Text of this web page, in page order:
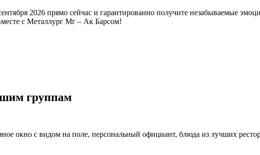
2026 прямо сейчас и гарантированно получите незабываемые
с Металлург Мг – Ак Барсом!
группам
окно с видом на поле, персональный официант, блюда из лучших